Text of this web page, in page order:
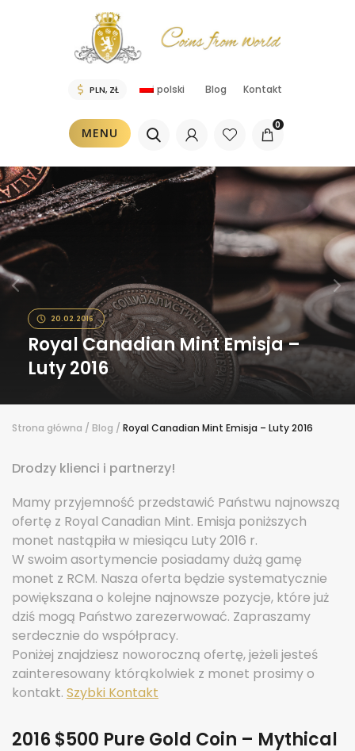
polski Blog Kontakt
MENU
0
20.02.2016
Royal Canadian Mint Emisja –
Luty 2016
Strona główna / Blog / Royal Canadian Mint Emisja – Luty 2016
Drodzy klienci i partnerzy!
Mamy przyjemność przedstawić Państwu najnowszą
ofertę z Royal Canadian Mint. Emisja poniższych
monet nastąpiła w miesiącu Luty 2016 r.
W swoim asortymencie posiadamy dużą gamę
monet z RCM. Nasza oferta będzie systematycznie
powiększana o kolejne najnowsze pozycje, które już
dziś mogą Państwo zarezerwować. Zapraszamy
serdecznie do współpracy.
Poniżej znajdziesz noworoczną ofertę, jeżeli jesteś
zainteresowany którąkolwiek z monet prosimy o
kontakt. Szybki Kontakt
2016 $500 Pure Gold Coin – Mythical